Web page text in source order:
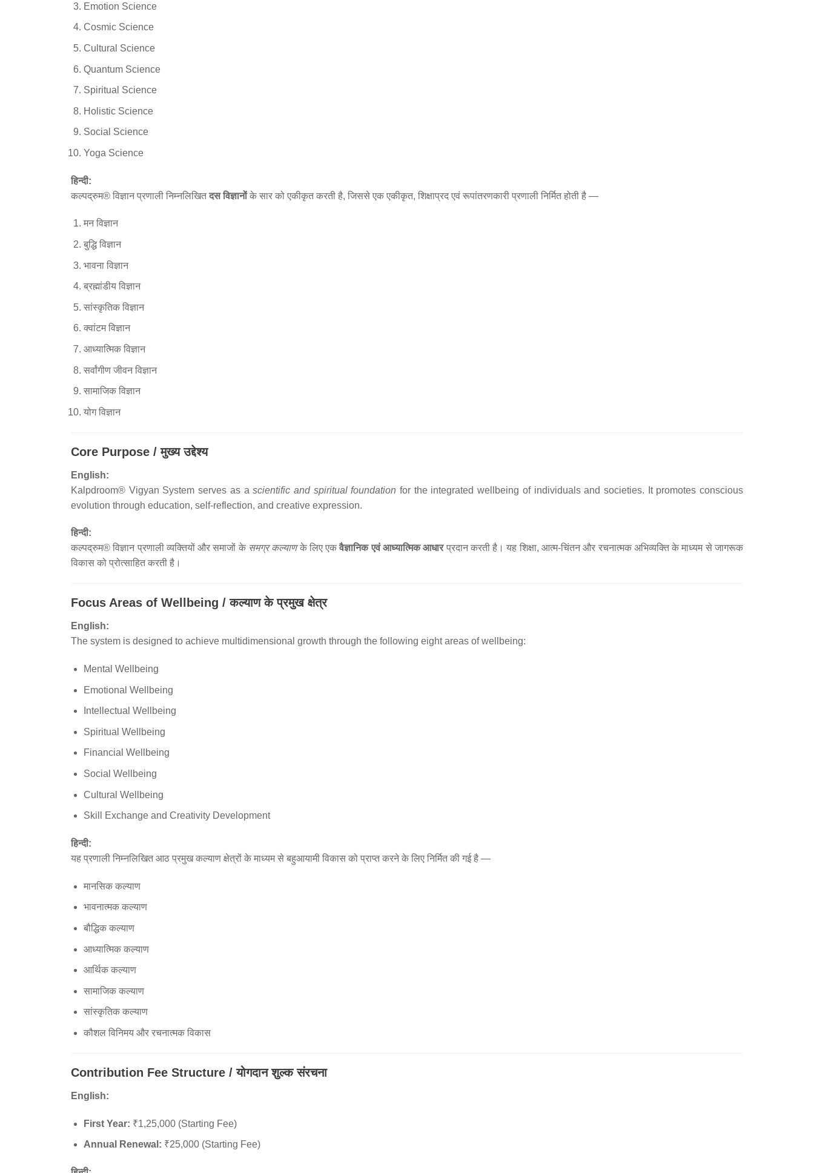
Emotion Science
Cosmic Science
Cultural Science
Quantum Science
Spiritual Science
Holistic Science
Social Science
Yoga Science
हिन्दी:
कल्पद्रुम® विज्ञान प्रणाली निम्नलिखितदस विज्ञानोंके सार को एकीकृत करती है, जिससे एक एकीकृत, शिक्षाप्रद एवं रूपांतरणकारी प्रणाली निर्मित होती है —
मन विज्ञान
बुद्धि विज्ञान
भावना विज्ञान
ब्रह्मांडीय विज्ञान
सांस्कृतिक विज्ञान
क्वांटम विज्ञान
आध्यात्मिक विज्ञान
सर्वांगीण जीवन विज्ञान
सामाजिक विज्ञान
योग विज्ञान
Core Purpose / मुख्य उद्देश्य
English:
Kalpdroom® Vigyan System serves as ascientific and spiritual foundation for the integrated wellbeing of individuals and societies. It promotes conscious
evolution through education, self-reflection, and creative expression.
हिन्दी:
कल्पद्रुम® विज्ञान प्रणाली व्यक्तियों और समाजों के समग्र कल्याणके लिए एकवैज्ञानिक एवं आध्यात्मिक आधारप्रदान करती है। यह शिक्षा, आत्म-चिंतन और रचनात्मक अभिव्यक्ति के माध्यम से जागरूक
विकास को प्रोत्साहित करती है।
Focus Areas of Wellbeing / कल्याण के प्रमुख क्षेत्र
English:
The system is designed to achieve multidimensional growth through the following eight areas of wellbeing:
Mental Wellbeing
Emotional Wellbeing
Intellectual Wellbeing
Spiritual Wellbeing
Financial Wellbeing
Social Wellbeing
Cultural Wellbeing
Skill Exchange and Creativity Development
हिन्दी:
यह प्रणाली निम्नलिखित आठ प्रमुख कल्याण क्षेत्रों के माध्यम से बहुआयामी विकास को प्राप्त करने के लिए निर्मित की गई है —
मानसिक कल्याण
भावनात्मक कल्याण
बौद्धिक कल्याण
आध्यात्मिक कल्याण
आर्थिक कल्याण
सामाजिक कल्याण
सांस्कृतिक कल्याण
कौशल विनिमय और रचनात्मक विकास
Contribution Fee Structure / योगदान शुल्क संरचना
English:
First Year: ₹1,25,000 (Starting Fee)
Annual Renewal: ₹25,000 (Starting Fee)